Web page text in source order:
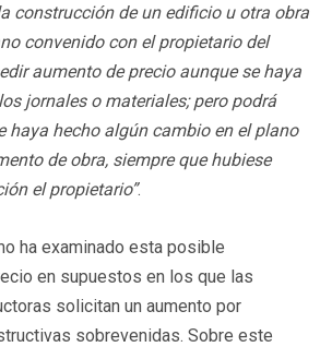
construcción de un edificio u otra obra
convenido con el propietario del
aumento de precio aunque se haya
jornales o materiales; pero podrá
haya hecho algún cambio en el plano
de obra, siempre que hubiese
el propietario”.
ha examinado esta posible
en supuestos en los que las
solicitan un aumento por
sobrevenidas. Sobre este